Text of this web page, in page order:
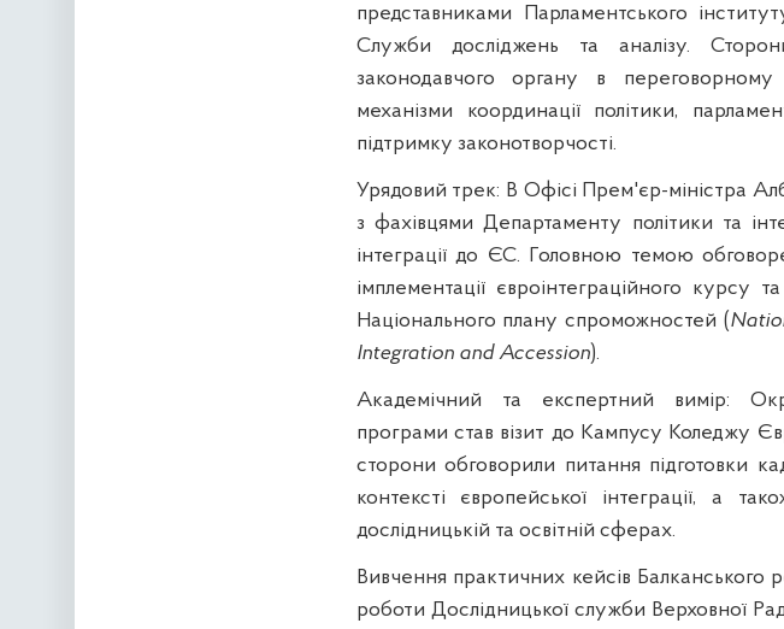
представниками Парламентського
Служби досліджень та аналізу.
законодавчого органу в
механізми координації політики,
підтримку законотворчості.
Урядовий трек: В Офісі Прем'єр-міністра
з фахівцями Департаменту політики та
інтеграції до ЄС. Головною темою
імплементації євроінтеграційного курсу
Національного плану спроможностей (
Integration and Accession).
Академічний та експертний вимір:
програми став візит до Кампусу Коледжу
сторони обговорили питання підготовки
контексті європейської інтеграції, а
дослідницькій та освітній сферах.
Вивчення практичних кейсів Балканського
роботи Дослідницької служби Верховної